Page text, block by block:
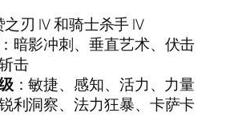
之刃 IV 和骑士杀手 IV
暗影冲刺、垂直艺术、伏击
击
：敏捷、感知、活力、力量
利洞察、法力狂暴、卡萨卡